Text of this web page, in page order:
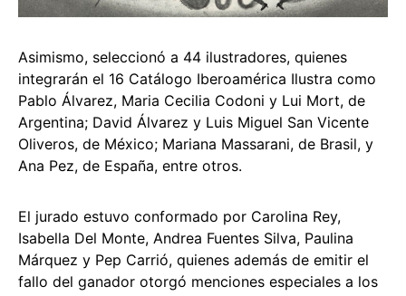
Asimismo, seleccionó a 44 ilustradores, quienes
integrarán el 16 Catálogo Iberoamérica Ilustra como
Pablo Álvarez, Maria Cecilia Codoni y Lui Mort, de
Argentina; David Álvarez y Luis Miguel San Vicente
Oliveros, de México; Mariana Massarani, de Brasil, y
Ana Pez, de España, entre otros.
El jurado estuvo conformado por Carolina Rey,
Isabella Del Monte, Andrea Fuentes Silva, Paulina
Márquez y Pep Carrió, quienes además de emitir el
fallo del ganador otorgó menciones especiales a los